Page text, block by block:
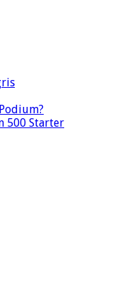
500 Starter